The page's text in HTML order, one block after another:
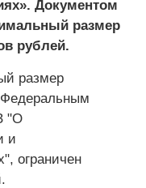
Документом
размер
рублей.
размер
"О
и
ограничен